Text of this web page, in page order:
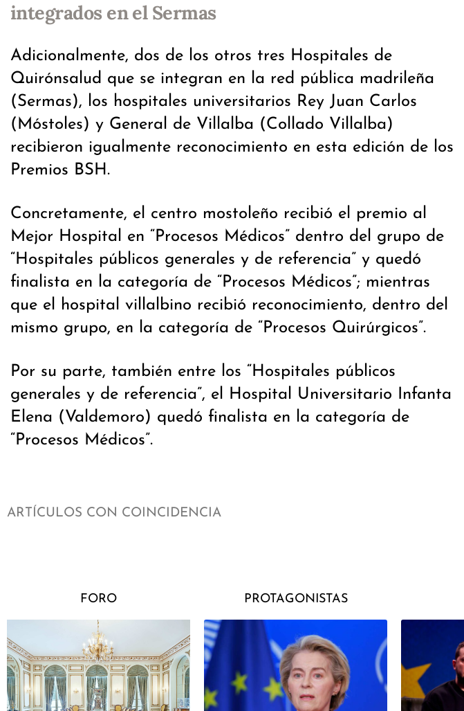
integrados en el Sermas
Adicionalmente, dos de los otros tres Hospitales de
Quirónsalud que se integran en la red pública madrileña
(Sermas), los hospitales universitarios Rey Juan Carlos
(Móstoles) y General de Villalba (Collado Villalba)
recibieron igualmente reconocimiento en esta edición de los
Premios BSH.
Concretamente, el centro mostoleño recibió el premio al
Mejor Hospital en “Procesos Médicos” dentro del grupo de
“Hospitales públicos generales y de referencia” y quedó
finalista en la categoría de “Procesos Médicos”; mientras
que el hospital villalbino recibió reconocimiento, dentro del
mismo grupo, en la categoría de “Procesos Quirúrgicos”.
Por su parte, también entre los “Hospitales públicos
generales y de referencia”, el Hospital Universitario Infanta
Elena (Valdemoro) quedó finalista en la categoría de
“Procesos Médicos”.
ARTÍCULOS CON COINCIDENCIA
FORO PROTAGONISTAS